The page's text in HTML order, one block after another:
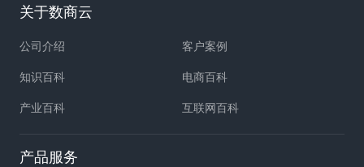
关于数商云
公司介绍 客户案例
知识百科 电商百科
产业百科 互联网百科
产品服务